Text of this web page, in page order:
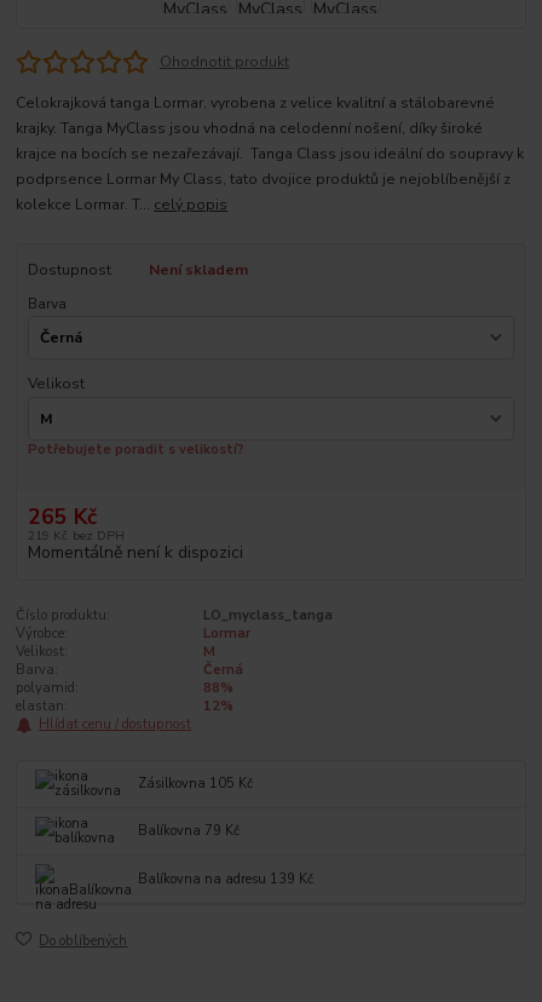
Ohodnotit produkt
Celokrajková tanga Lormar, vyrobena z velice kvalitní a stálobarevné
krajky. Tanga MyClass jsou vhodná na celodenní nošení, díky široké
krajce na bocích se nezařezávají. Tanga Class jsou ideální do soupravy k
podprsence Lormar My Class, tato dvojice produktů je nejoblíbenější z
kolekce Lormar. T... celý popis
Dostupnost
Není skladem
Barva
Velikost
Potřebujete poradit s velikostí?
265 Kč
219 Kč bez DPH
Momentálně není k dispozici
Číslo produktu:
LO_myclass_tanga
Výrobce:
Lormar
Velikost:
M
Barva:
Černá
polyamid:
88%
elastan:
12%
Hlídat cenu / dostupnost
Zásilkovna 105 Kč
Balíkovna 79 Kč
Balíkovna na adresu 139 Kč
Do oblíbených